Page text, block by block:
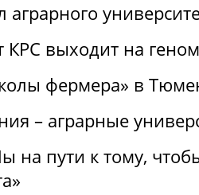
КРС выходит на
фермера» в
– аграрные
на пути к тому,